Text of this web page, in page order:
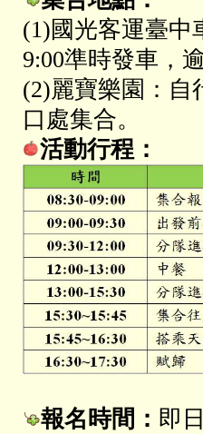
(1)國光客運臺中
9:00準時發車，
(2)麗寶樂園：自
口處集合。
活動行程：
報名時間： 即